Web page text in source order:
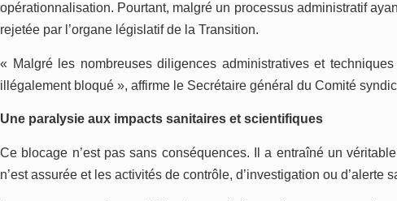
opérationnalisation. Pourtant, malgré un processus administratif
rejetée par l’organe législatif de la Transition.
« Malgré les nombreuses diligences administratives et
illégalement bloqué », affirme le Secrétaire général du Comité
Une paralysie aux impacts sanitaires et scientifiques
Ce blocage n’est pas sans conséquences. Il a entraîné un
n’est assurée et les activités de contrôle, d’investigation ou d’alerte